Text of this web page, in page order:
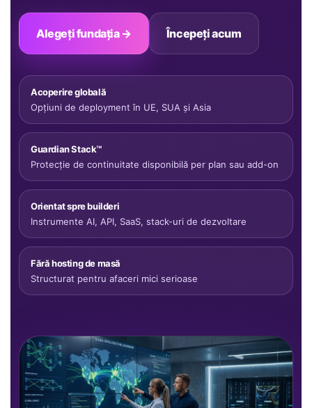
Alegeți fundația → Începeți acum
Acoperire globală
Opțiuni de deployment în UE, SUA și Asia
Guardian Stack™
Protecție de continuitate disponibilă per plan sau add-on
Orientat spre builderi
Instrumente AI, API, SaaS, stack-uri de dezvoltare
Fără hosting de masă
Structurat pentru afaceri mici serioase